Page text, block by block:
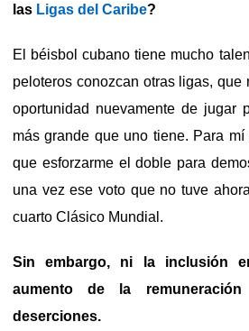
las Ligas del Caribe?
El béisbol cubano tiene mucho
peloteros conozcan otras ligas, que
oportunidad nuevamente de jugar
más grande que uno tiene. Para
que esforzarme el doble para
una vez ese voto que no tuve
cuarto Clásico Mundial.
Sin embargo, ni la inclusión
aumento de la
deserciones.